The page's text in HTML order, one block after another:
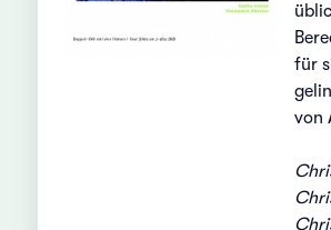
für
von